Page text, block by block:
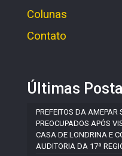
Colunas
Contato
Últimas
PREFEITOS DA AMEPAR
PREOCUPADOS APÓS
CASA DE LONDRINA E
AUDITORIA DA 17ª